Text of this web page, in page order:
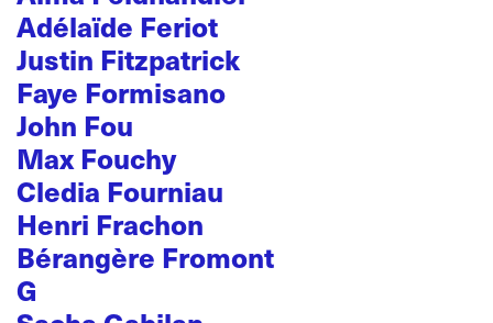
Adélaïde Feriot
Justin Fitzpatrick
Faye Formisano
John Fou
Max Fouchy
Cledia Fourniau
Henri Frachon
Bérangère Fromont
G